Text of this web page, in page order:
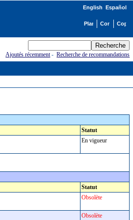
English Español
Ajoutés récemment-Recherche de recommandations
Statut
En vigueur
Statut
Obsolète
Obsolète